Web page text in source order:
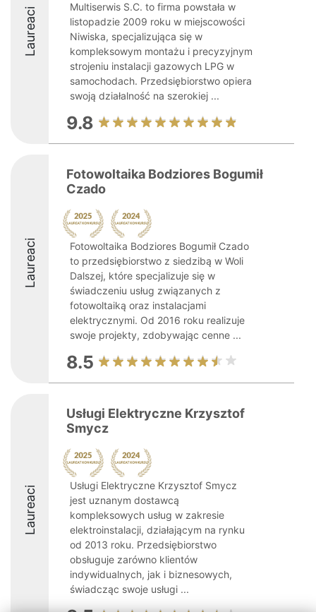
Laureaci
Multiserwis S.C. to firma powstała w
listopadzie 2009 roku w miejscowości
Niwiska, specjalizująca się w
kompleksowym montażu i precyzyjnym
strojeniu instalacji gazowych LPG w
samochodach. Przedsiębiorstwo opiera
swoją działalność na szerokiej ...
9.8
Laureaci
Fotowoltaika Bodziores Bogumił
Czado
Fotowoltaika Bodziores Bogumił Czado
to przedsiębiorstwo z siedzibą w Woli
Dalszej, które specjalizuje się w
świadczeniu usług związanych z
fotowoltaiką oraz instalacjami
elektrycznymi. Od 2016 roku realizuje
swoje projekty, zdobywając cenne ...
8.5
Laureaci
Usługi Elektryczne Krzysztof
Smycz
Usługi Elektryczne Krzysztof Smycz
jest uznanym dostawcą
kompleksowych usług w zakresie
elektroinstalacji, działającym na rynku
od 2013 roku. Przedsiębiorstwo
obsługuje zarówno klientów
indywidualnych, jak i biznesowych,
świadcząc swoje usługi ...